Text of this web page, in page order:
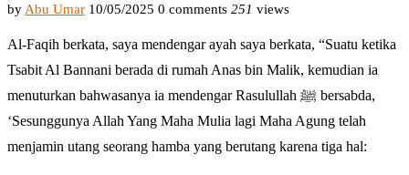
by Abu Umar 10/05/2025 0 comments 251 views
Al-Faqih berkata, saya mendengar ayah saya berkata, “Suatu ketika
Tsabit Al Bannani berada di rumah Anas bin Malik, kemudian ia
menuturkan bahwasanya ia mendengar Rasulullah ﷺ bersabda,
‘Sesunggunya Allah Yang Maha Mulia lagi Maha Agung telah
menjamin utang seorang hamba yang berutang karena tiga hal: